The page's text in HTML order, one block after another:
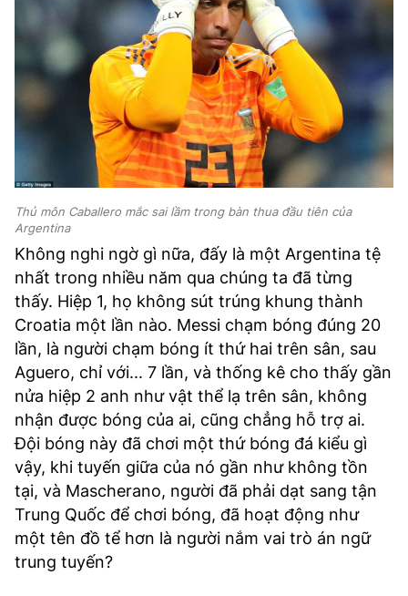
Thủ môn Caballero mắc sai lầm trong bàn thua đầu tiên của
Argentina
Không nghi ngờ gì nữa, đấy là một Argentina tệ
nhất trong nhiều năm qua chúng ta đã từng
thấy. Hiệp 1, họ không sút trúng khung thành
Croatia một lần nào. Messi chạm bóng đúng 20
lần, là người chạm bóng ít thứ hai trên sân, sau
Aguero, chỉ với... 7 lần, và thống kê cho thấy gần
nửa hiệp 2 anh như vật thể lạ trên sân, không
nhận được bóng của ai, cũng chẳng hỗ trợ ai.
Đội bóng này đã chơi một thứ bóng đá kiểu gì
vậy, khi tuyến giữa của nó gần như không tồn
tại, và Mascherano, người đã phải dạt sang tận
Trung Quốc để chơi bóng, đã hoạt động như
một tên đồ tể hơn là người nắm vai trò án ngữ
trung tuyến?